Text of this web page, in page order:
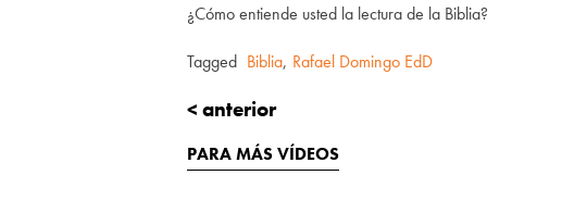
¿Cómo entiende usted la lectura de la Biblia?
Tagged Biblia, Rafael Domingo EdD
< anterior
PARA MÁS VÍDEOS